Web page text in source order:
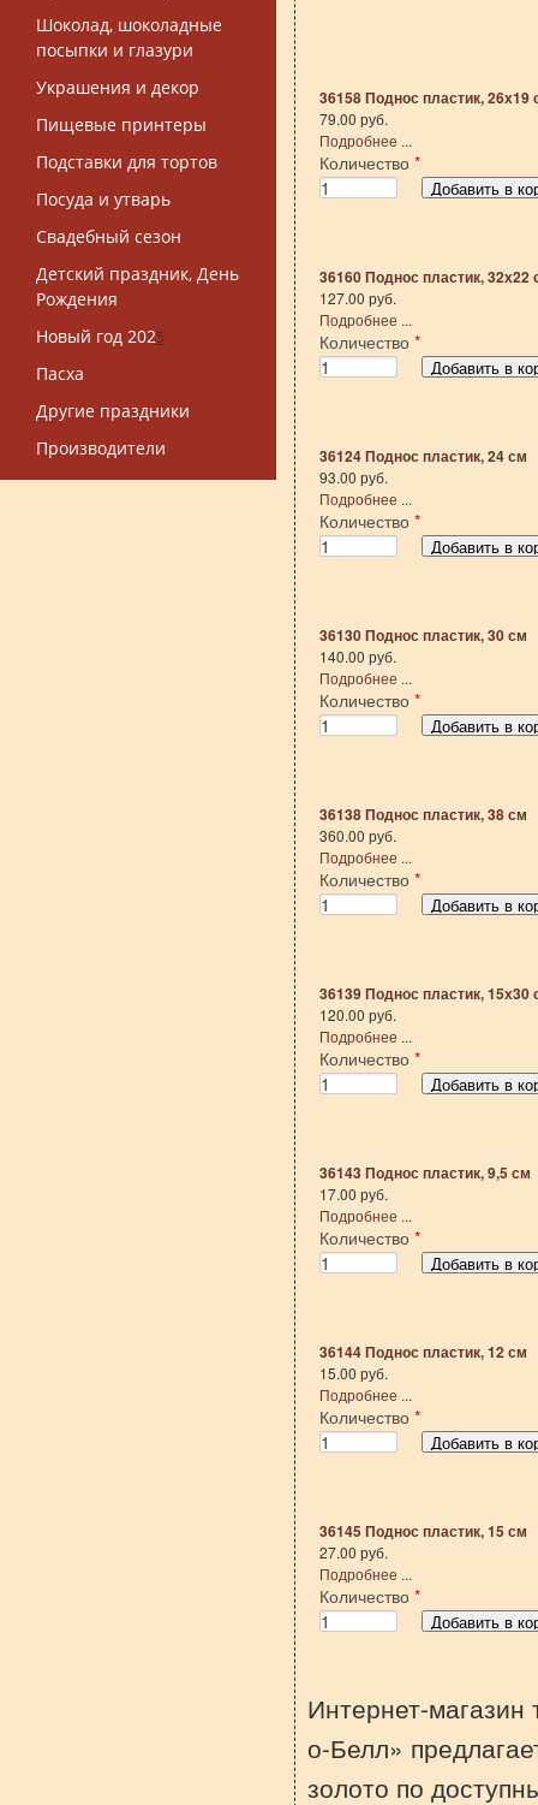
Шоколад, шоколадные
посыпки и глазури
Украшения и декор
Пищевые принтеры
Подставки для тортов
Посуда и утварь
Свадебный сезон
Детский праздник, День
Рождения
Новый год 2025
Пасха
Другие праздники
Производители
36158 Поднос пластик, 26х19
79.00 руб.
Подробнее ...
Количество *
36160 Поднос пластик, 32х22
127.00 руб.
Подробнее ...
Количество *
36124 Поднос пластик, 24 см
93.00 руб.
Подробнее ...
Количество *
36130 Поднос пластик, 30 см
140.00 руб.
Подробнее ...
Количество *
36138 Поднос пластик, 38 см
360.00 руб.
Подробнее ...
Количество *
36139 Поднос пластик, 15х30
120.00 руб.
Подробнее ...
Количество *
36143 Поднос пластик, 9,5 см
17.00 руб.
Подробнее ...
Количество *
36144 Поднос пластик, 12 см
15.00 руб.
Подробнее ...
Количество *
36145 Поднос пластик, 15 см
27.00 руб.
Подробнее ...
Количество *
Интернет-магазин
о-Белл»
золото по